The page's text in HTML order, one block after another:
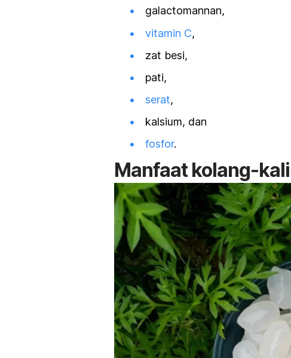
galactomannan,
vitamin C,
zat besi,
pati,
serat,
kalsium, dan
fosfor.
Manfaat kolang-